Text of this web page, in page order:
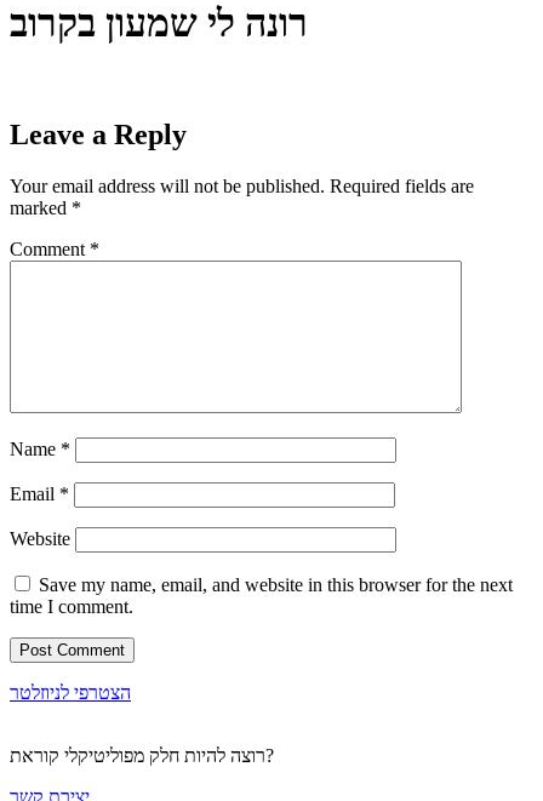
רונה לי שמעון בקרוב
Leave a Reply
Your email address will not be published. Required fields are
marked *
Comment *
Name *
Email *
Website
Save my name, email, and website in this browser for the next
time I comment.
הצטרפי לניוזלטר
רוצה להיות חלק מפוליטיקלי קוראת?
יצירת קשר